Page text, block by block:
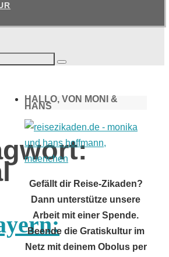
Suchen
HALLO, VON MONI &
HANS
Gefällt dir Reise-Zikaden?
Dann unterstütze unsere
Arbeit mit einer Spende.
Beende die Gratiskultur im
Netz mit deinem Obolus per